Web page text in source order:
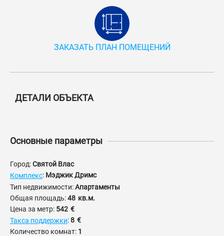
ЗАКАЗАТЬ ПЛАН ПОМЕЩЕНИЙ
ДЕТАЛИ ОБЪЕКТА
Основные параметры
Город:Святой Влас
Комплекс: Мэджик Дримс
Тип недвижимости:Апартаменты
Общая площадь:48 кв.м.
Цена за метр: 542 €
Такса поддержки:8 €
Количество комнат: 1